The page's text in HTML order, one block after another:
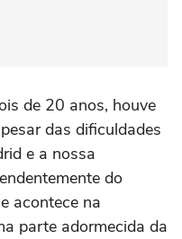
de 20 anos, houve
das dificuldades
e a nossa
do
acontece na
parte adormecida da